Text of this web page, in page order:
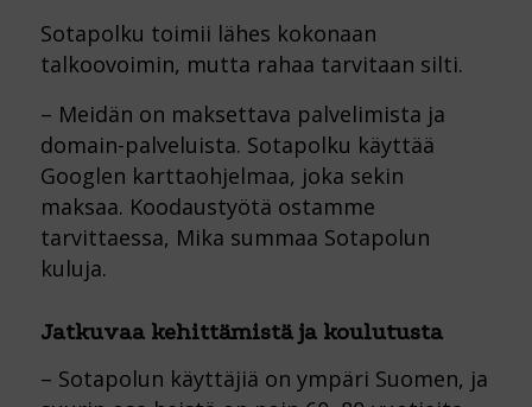
Sotapolku toimii lähes kokonaan
talkoovoimin, mutta rahaa tarvitaan silti.
– Meidän on maksettava palvelimista ja
domain-palveluista. Sotapolku käyttää
Googlen karttaohjelmaa, joka sekin
maksaa. Koodaustyötä ostamme
tarvittaessa, Mika summaa Sotapolun
kuluja.
Jatkuvaa kehittämistä ja koulutusta
– Sotapolun käyttäjiä on ympäri Suomen, ja